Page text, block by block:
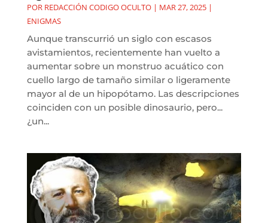
POR REDACCIÓN CODIGO OCULTO| MAR 27, 2025|
ENIGMAS
Aunque transcurrió un siglo con escasos
avistamientos, recientemente han vuelto a
aumentar sobre un monstruo acuático con
cuello largo de tamaño similar o ligeramente
mayor al de un hipopótamo. Las descripciones
coinciden con un posible dinosaurio, pero...
¿un...